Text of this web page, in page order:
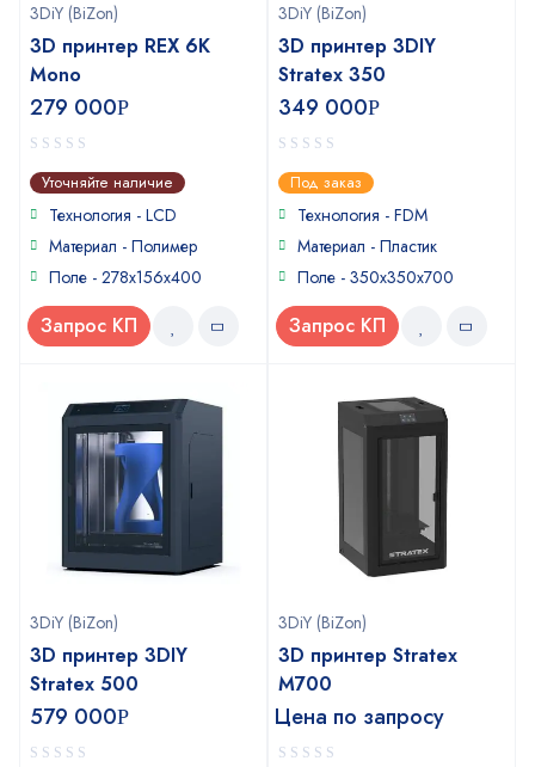
3DiY (BiZon)
3D принтер REX 6K
Mono
279 000Р
0
out
of
Уточняйте наличие
Технология - LCD
Материал - Полимер
Поле - 278x156x400
Запрос КП
3DiY (BiZon)
3D принтер 3DIY
Stratex 350
349 000Р
0
out
of
Под заказ
Технология - FDM
Материал - Пластик
Поле - 350x350x700
Запрос КП
3DiY (BiZon)
3D принтер 3DIY
Stratex 500
579 000Р
3DiY (BiZon)
3D принтер Stratex
M700
Цена по запросу